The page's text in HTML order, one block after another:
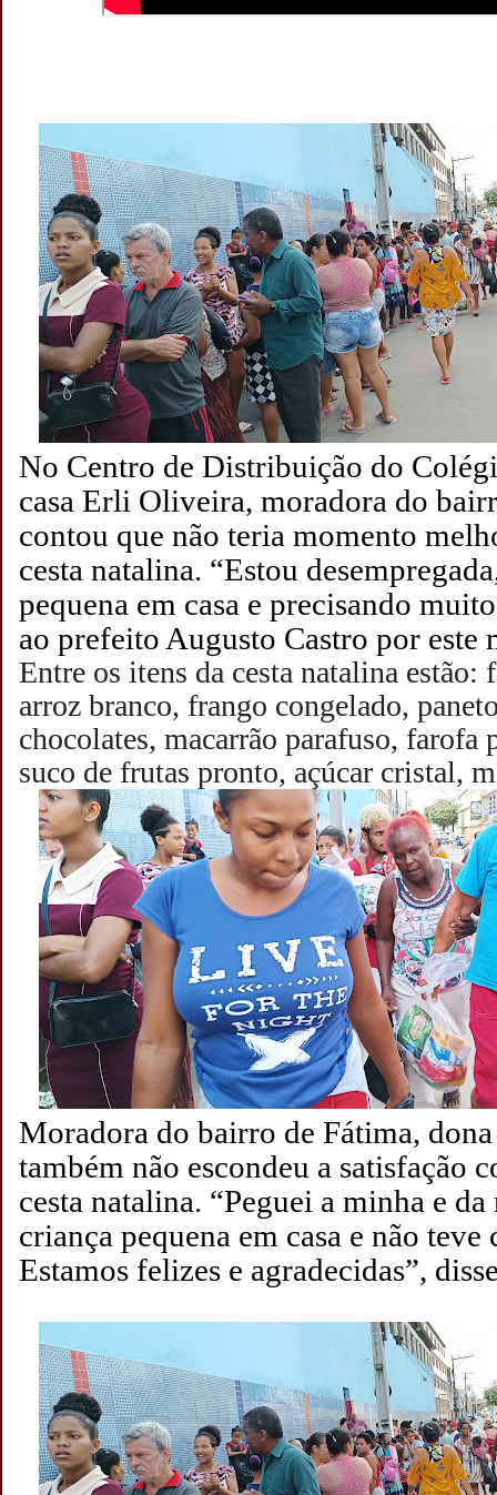
No Centro de Distribuição do
casa Erli Oliveira, moradora do
contou que não teria momento
cesta natalina. “Estou
pequena em casa e precisando
ao prefeito Augusto Castro por este
Entre os itens da cesta natalina
arroz branco, frango congelado,
chocolates, macarrão parafuso, farofa
suco de frutas pronto, açúcar cristal,
Moradora do bairro de Fátima,
também não escondeu a satisfação
cesta natalina. “Peguei a minha e
criança pequena em casa e não
Estamos felizes e agradecidas”,